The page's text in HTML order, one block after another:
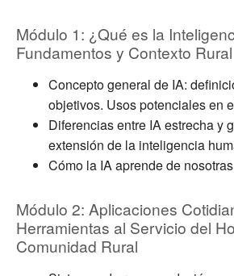
Módulo 1: ¿Qué es la
Fundamentos y Contexto Rural
Concepto general de IA:
objetivos. Usos potenciales en
Diferencias entre IA estrecha y
extensión de la inteligencia
Cómo la IA aprende de
Módulo 2: Aplicaciones
Herramientas al Servicio del
Comunidad Rural